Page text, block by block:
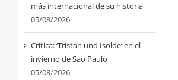
más internacional de su historia
05/08/2026
Crítica: ‘Tristan und Isolde’ en el
invierno de Sao Paulo
05/08/2026